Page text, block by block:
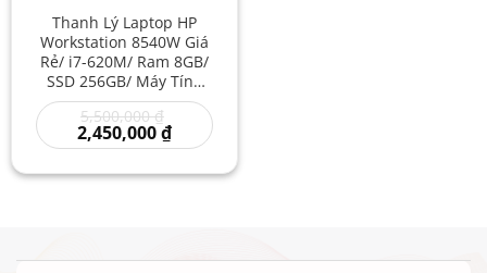
Thanh Lý Laptop HP
Workstation 8540W Giá
Rẻ/ i7-620M/ Ram 8GB/
SSD 256GB/ Máy Tính
Laptop HP Cũ/ Laptop
Elitebook Giá Rẻ/ Máy
Trạm Card Rời
5,500,000₫
gốc
là:
2,450,000₫Giá
hiện
là: